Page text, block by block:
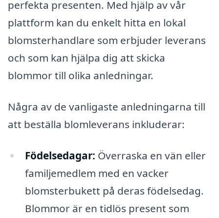
perfekta presenten. Med hjälp av vår
plattform kan du enkelt hitta en lokal
blomsterhandlare som erbjuder leverans
och som kan hjälpa dig att skicka
blommor till olika anledningar.
Några av de vanligaste anledningarna till
att beställa blomleverans inkluderar:
Födelsedagar: Överraska en vän eller
familjemedlem med en vacker
blomsterbukett på deras födelsedag.
Blommor är en tidlös present som